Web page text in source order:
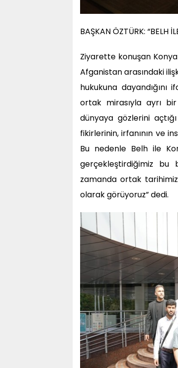
BAŞKAN ÖZTÜRK: “BELH
Ziyarette konuşan
Afganistan arasındaki
hukukuna dayandığını
ortak mirasıyla ayrı bir
dünyaya gözlerini
fikirlerinin, irfanının ve
Bu nedenle Belh ile
gerçekleştirdiğimiz bu
zamanda ortak
olarak görüyoruz” dedi.